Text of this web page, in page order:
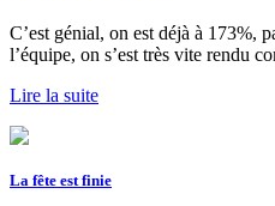
C’est génial, on est déjà à 173%,
l’équipe, on s’est très vite rendu
Lire la suite
La fête est finie